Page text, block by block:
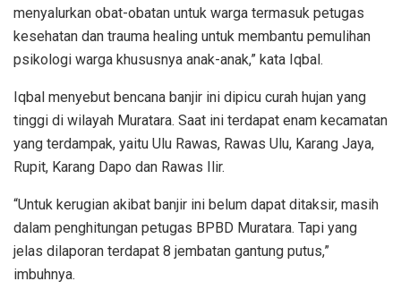
menyalurkan obat-obatan untuk warga termasuk petugas
kesehatan dan trauma healing untuk membantu pemulihan
psikologi warga khususnya anak-anak,” kata Iqbal.
Iqbal menyebut bencana banjir ini dipicu curah hujan yang
tinggi di wilayah Muratara. Saat ini terdapat enam kecamatan
yang terdampak, yaitu Ulu Rawas, Rawas Ulu, Karang Jaya,
Rupit, Karang Dapo dan Rawas Ilir.
“Untuk kerugian akibat banjir ini belum dapat ditaksir, masih
dalam penghitungan petugas BPBD Muratara. Tapi yang
jelas dilaporan terdapat 8 jembatan gantung putus,”
imbuhnya.